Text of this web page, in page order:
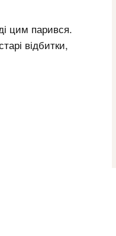
цим парився.
відбитки,